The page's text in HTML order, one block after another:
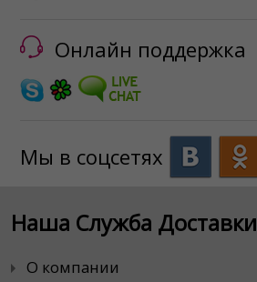
Онлайн поддержка
Мы в соцсетях
Наша Служба Доставки
О компании